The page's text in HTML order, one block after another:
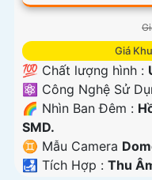
Giá
💯 Chất lượng hình :
⚛️ Công Nghệ Sử
🌈 Nhìn Ban Đêm :
SMD.
♊ Mẫu Camera
️🛃 Tích Hợp : Thu